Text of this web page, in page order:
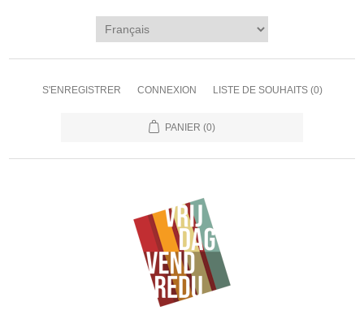
S'ENREGISTRER CONNEXION LISTE DE SOUHAITS (0)
PANIER (0)